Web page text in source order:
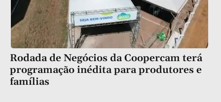
Rodada de Negócios da Coopercam terá
programação inédita para produtores e
famílias